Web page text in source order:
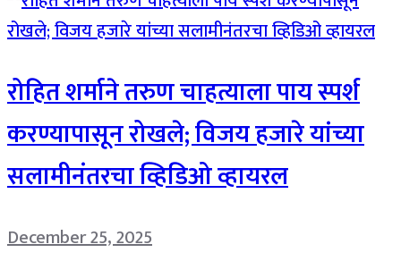
रोहित शर्माने तरुण चाहत्याला पाय स्पर्श
करण्यापासून रोखले; विजय हजारे यांच्या
सलामीनंतरचा व्हिडिओ व्हायरल
December 25, 2025